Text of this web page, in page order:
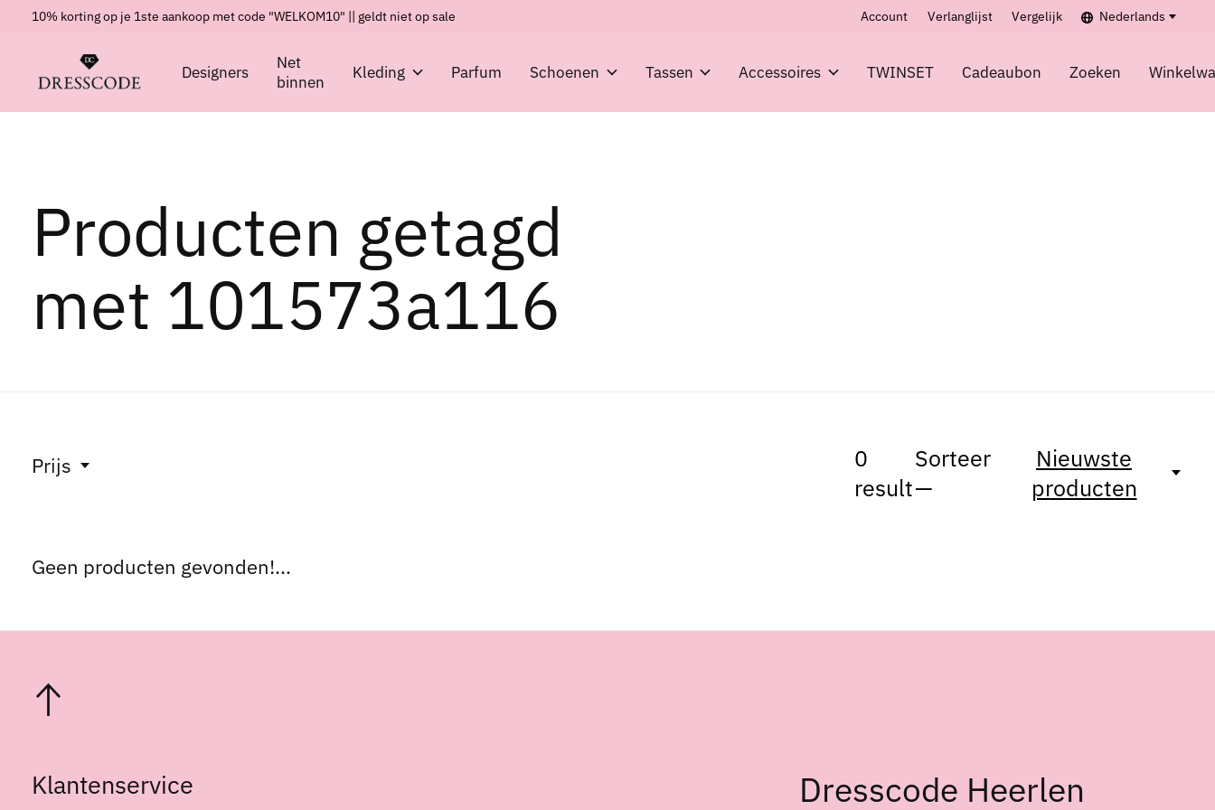
10% korting op je 1ste aankoop met code "WELKOM10" || geldt niet op sale Account Verlanglijst Vergelijk Nederlands
Designers
Net
binnen
Kleding Parfum Schoenen Tassen Accessoires TWINSET Cadeaubon Zoeken
Producten getagd
met 101573a116
Prijs
0
result
Sorteer
—
Nieuwste
producten
Geen producten gevonden!...
Klantenservice Dresscode Heerlen